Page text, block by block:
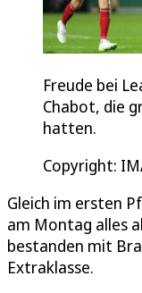
Freude bei
Chabot, die
hatten.
Copyright:
Gleich im ersten
am Montag alles
bestanden mit
Extraklasse.